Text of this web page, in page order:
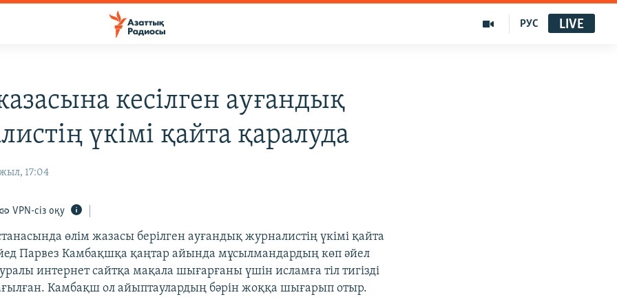
РУС LIVE
кесілген ауғандық
үкімі қайта қаралуда
17:04
VPN-сіз оқу
өлім жазасы берілген ауғандық журналистің үкімі қайта
Парвез Камбақшқа қаңтар айында мұсылмандардың көп әйел
интернет сайтқа мақала шығарғаны үшін исламға тіл тигізді
Камбақш ол айыптаулардың бәрін жоққа шығарып отыр.